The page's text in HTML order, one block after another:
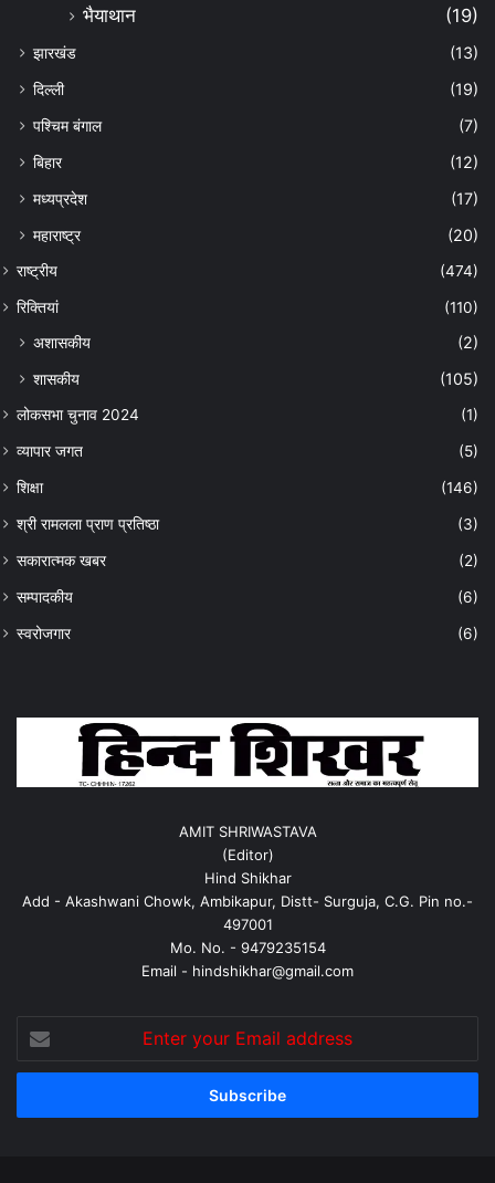
भैयाथान (19)
झारखंड
(13)
दिल्ली
(19)
पश्चिम बंगाल
(7)
बिहार
(12)
मध्यप्रदेश
(17)
महाराष्ट्र
(20)
राष्ट्रीय (474)
रिक्तियां (110)
अशासकीय
(2)
शासकीय
(105)
लोकसभा चुनाव 2024 (1)
व्यापार जगत (5)
शिक्षा (146)
श्री रामलला प्राण प्रतिष्ठा (3)
सकारात्मक खबर (2)
सम्पादकीय (6)
स्वरोजगार (6)
AMIT SHRIWASTAVA
(Editor)
Hind Shikhar
Add - Akashwani Chowk, Ambikapur, Distt- Surguja, C.G. Pin no.-
497001
Mo. No. - 9479235154
Email - hindshikhar@gmail.com
your
Email